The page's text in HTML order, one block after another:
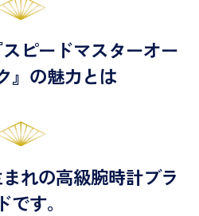
ピードマスターオー
』の魅力とは
れの高級腕時計ブラ
です。